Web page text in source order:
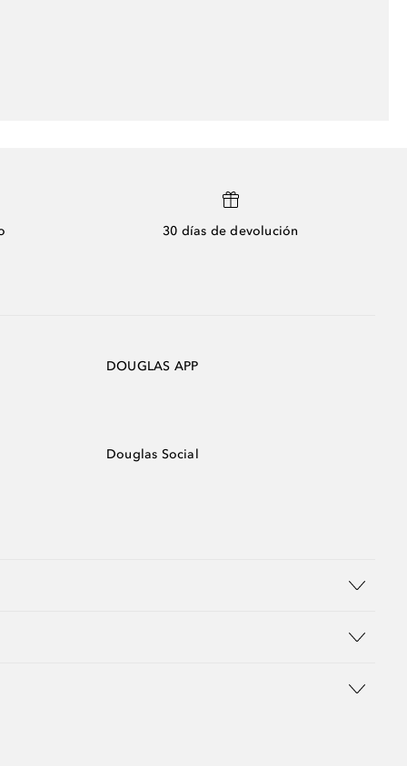
30 días de devolución
DOUGLAS APP
Douglas Social